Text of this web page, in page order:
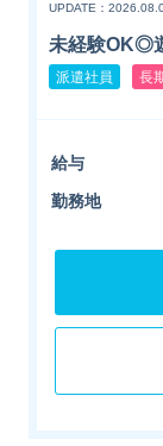
UPDATE：
未経験OK◎
派遣社員 長
給与
勤務地